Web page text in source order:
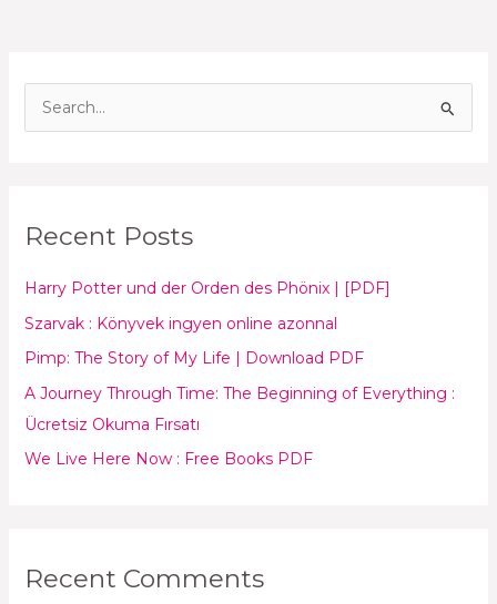
c
f
o
r
:
Recent Posts
Harry Potter und der Orden des Phönix | [PDF]
Szarvak : Könyvek ingyen online azonnal
Pimp: The Story of My Life | Download PDF
A Journey Through Time: The Beginning of Everything :
Ücretsiz Okuma Fırsatı
We Live Here Now : Free Books PDF
Recent Comments